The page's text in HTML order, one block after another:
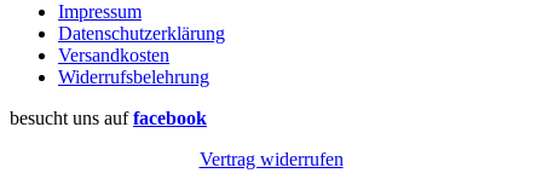
Impressum
Datenschutzerklärung
Versandkosten
Widerrufsbelehrung
besucht uns auffacebook
Vertrag widerrufen